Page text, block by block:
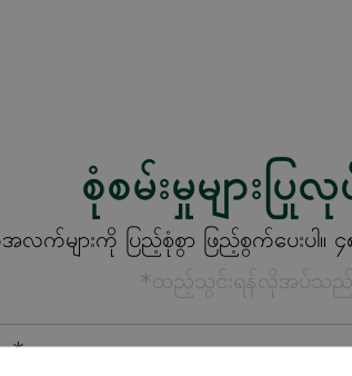
စုံစမ်းမှုများပြု
က်များကို ပြည့်စုံစွာ ဖြည့်စွက်ပေးပါ။ ၄
*ထည့်သွင်းရန်လိုအပ်သည်
*